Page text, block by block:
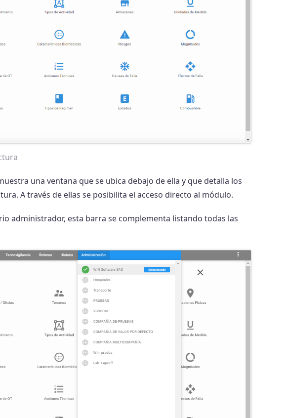
una ventana que se ubica debajo de ella y que detalla los
A través de ellas se posibilita el acceso directo al módulo.
administrador, esta barra se complementa listando todas las